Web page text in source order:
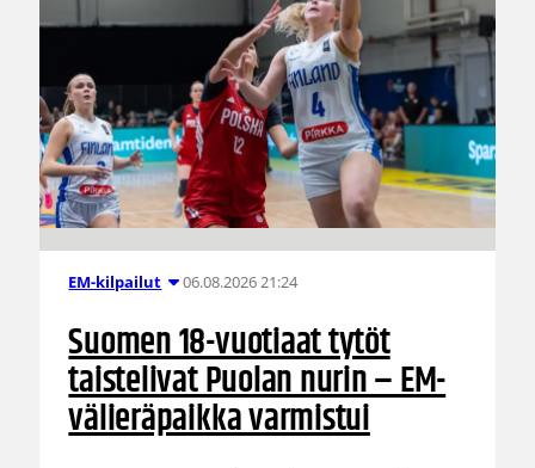
EM-kilpailut 06.08.2026 21:24
Suomen 18-vuotiaat tytöt
taistelivat Puolan nurin – EM-
välieräpaikka varmistui